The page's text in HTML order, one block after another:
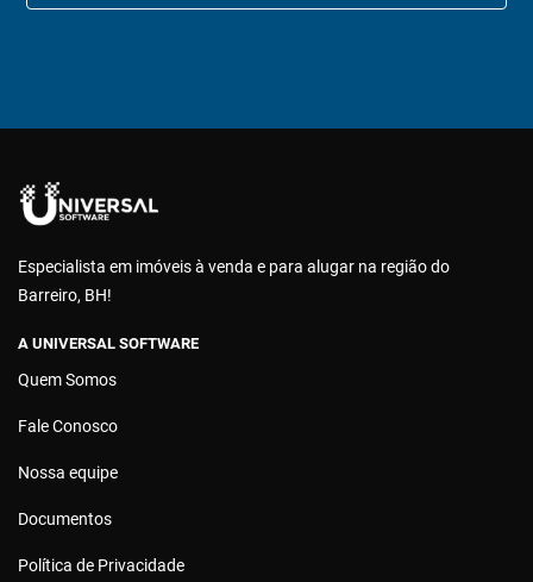
Especialista em imóveis à venda e para alugar na região do
Barreiro, BH!
A UNIVERSAL SOFTWARE
Quem Somos
Fale Conosco
Nossa equipe
Documentos
Política de Privacidade